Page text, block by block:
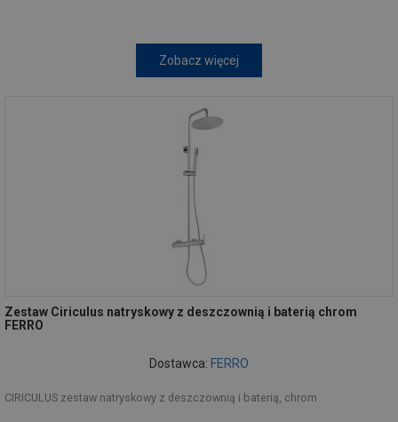
Zobacz więcej
Zestaw Ciriculus natryskowy z deszczownią i baterią chrom
FERRO
Dostawca: FERRO
CIRICULUS zestaw natryskowy z deszczownią i baterią, chrom